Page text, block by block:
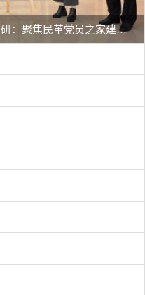
李惠东率队来江苏省淮安市调研：聚焦民革党员之家建设管理、学龄前儿童爱国主义教育